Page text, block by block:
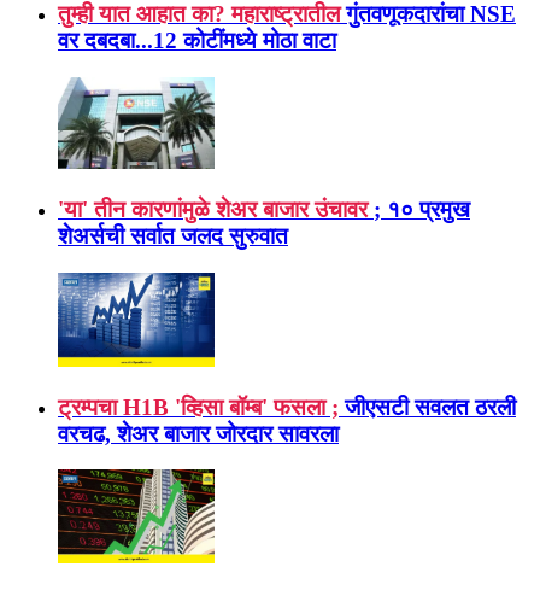
तुम्ही यात आहात का? महाराष्ट्रातील गुंतवणूकदारांचा NSE
वर दबदबा...12 कोटींमध्ये मोठा वाटा
'या' तीन कारणांमुळे शेअर बाजार उंचावर ; १० प्रमुख
शेअर्सची सर्वात जलद सुरुवात
ट्रम्पचा H1B 'व्हिसा बॉम्ब' फसला ; जीएसटी सवलत ठरली
वरचढ, शेअर बाजार जोरदार सावरला